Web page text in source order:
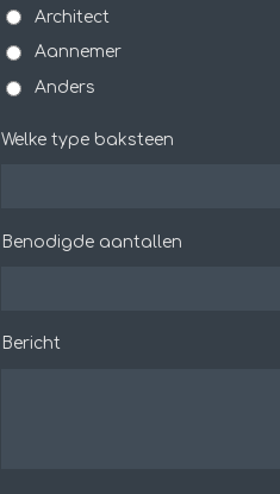
Architect
Aannemer
Anders
Welke type baksteen
Benodigde aantallen
Bericht